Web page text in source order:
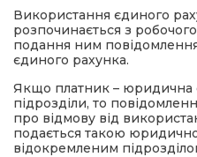
Використання єдиного
розпочинається з
подання ним
єдиного рахунка.
Якщо платник – юридична
підрозділи, то
про відмову від
подається такою
відокремленим